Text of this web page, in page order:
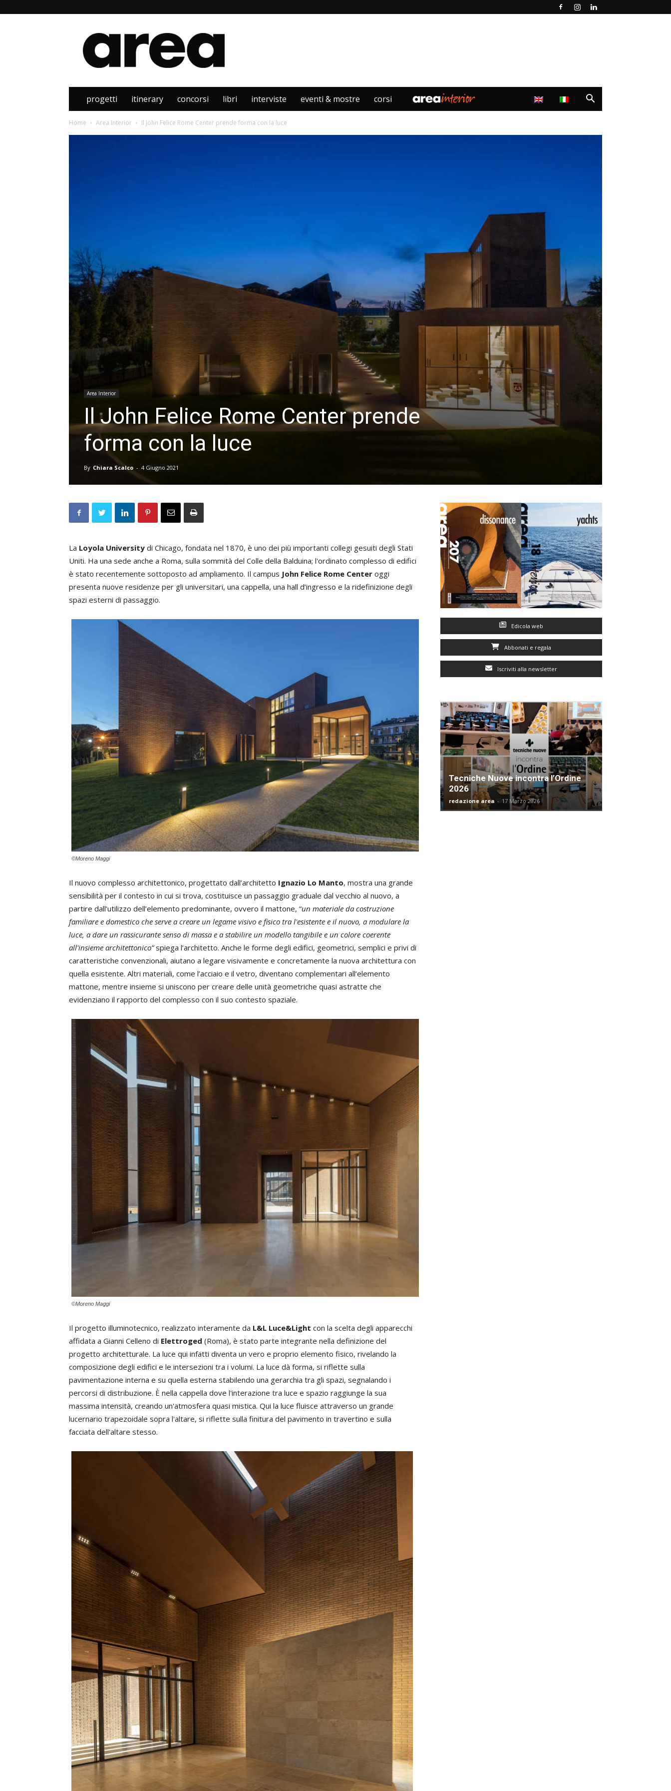
Area
progetti itinerary concorsi libri interviste eventi & mostre corsi
Home Area Interior Il John Felice Rome Center prende forma con la luce
Area Interior
Il John Felice Rome Center prende
forma con la luce
By Chiara Scalco - 4 Giugno 2021
La Loyola University di Chicago, fondata nel 1870, è uno dei più importanti collegi gesuiti degli Stati
Uniti. Ha una sede anche a Roma, sulla sommità del Colle della Balduina; l'ordinato complesso di edifici
è stato recentemente sottoposto ad ampliamento. Il campus John Felice Rome Center oggi
presenta nuove residenze per gli universitari, una cappella, una hall d’ingresso e la ridefinizione degli
spazi esterni di passaggio.
©Moreno Maggi
Il nuovo complesso architettonico, progettato dall’architetto Ignazio Lo Manto, mostra una grande
sensibilità per il contesto in cui si trova, costituisce un passaggio graduale dal vecchio al nuovo, a
partire dall’utilizzo dell’elemento predominante, ovvero il mattone, “un materiale da costruzione
familiare e domestico che serve a creare un legame visivo e fisico tra l'esistente e il nuovo, a modulare la
luce, a dare un rassicurante senso di massa e a stabilire un modello tangibile e un colore coerente
all'insieme architettonico”spiega l’architetto. Anche le forme degli edifici, geometrici, semplici e privi di
caratteristiche convenzionali, aiutano a legare visivamente e concretamente la nuova architettura con
quella esistente. Altri materiali, come l’acciaio e il vetro, diventano complementari all’elemento
mattone, mentre insieme si uniscono per creare delle unità geometriche quasi astratte che
evidenziano il rapporto del complesso con il suo contesto spaziale.
©Moreno Maggi
Il progetto illuminotecnico, realizzato interamente da L&L Luce&Light con la scelta degli apparecchi
affidata a Gianni Celleno di Elettroged (Roma), è stato parte integrante nella definizione del
progetto architetturale. La luce qui infatti diventa un vero e proprio elemento fisico, rivelando la
composizione degli edifici e le intersezioni tra i volumi. La luce dà forma, si riflette sulla
pavimentazione interna e su quella esterna stabilendo una gerarchia tra gli spazi, segnalando i
percorsi di distribuzione. È nella cappella dove l'interazione tra luce e spazio raggiunge la sua
massima intensità, creando un'atmosfera quasi mistica. Qui la luce fluisce attraverso un grande
lucernario trapezoidale sopra l'altare, si riflette sulla finitura del pavimento in travertino e sulla
facciata dell'altare stesso.
Edicola web
Abbonati e regala
Iscriviti alla newsletter
Tecniche Nuove incontra l’Ordine
2026
redazione area - 17 Marzo 2026